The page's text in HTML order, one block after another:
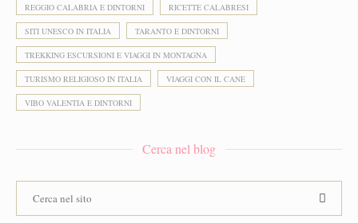
REGGIO CALABRIA E DINTORNI RICETTE CALABRESI
SITI UNESCO IN ITALIA TARANTO E DINTORNI
TREKKING ESCURSIONI E VIAGGI IN MONTAGNA
TURISMO RELIGIOSO IN ITALIA VIAGGI CON IL CANE
VIBO VALENTIA E DINTORNI
Cerca nel blog